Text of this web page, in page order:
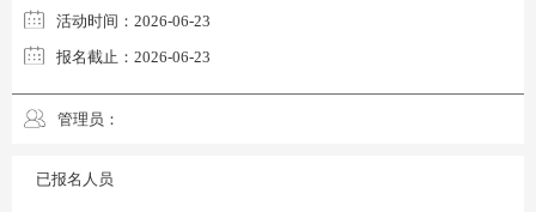
活动时间： 2026-06-23
报名截止： 2026-06-23
管理员：
已报名人员